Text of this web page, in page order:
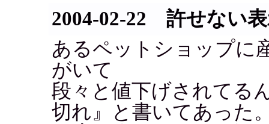
2004-02-22 許せない
あるペットショップに
がいて
段々と値下げされてる
切れ』と書いてあった